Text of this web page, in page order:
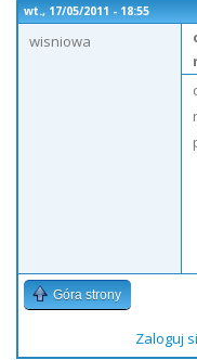
wt., 17/05/2011 - 18:55
wisniowa
Góra strony
Zaloguj